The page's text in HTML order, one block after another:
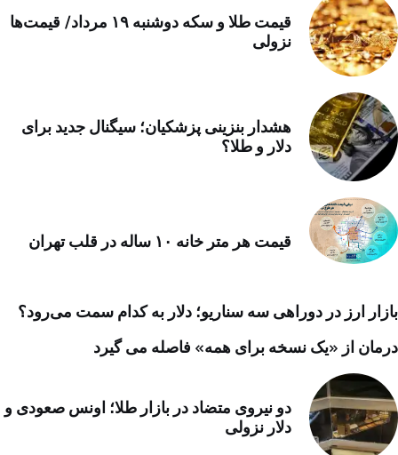
قیمت طلا و سکه دوشنبه ۱۹ مرداد/ قیمت‌ها
نزولی
هشدار بنزینی پزشکیان؛ سیگنال جدید برای
دلار و طلا؟
قیمت هر متر خانه ۱۰ ساله در قلب تهران
بازار ارز در دوراهی سه سناریو؛ دلار به کدام سمت می‌رود؟
درمان از «یک نسخه برای همه» فاصله می گیرد
دو نیروی متضاد در بازار طلا؛ اونس صعودی و
دلار نزولی